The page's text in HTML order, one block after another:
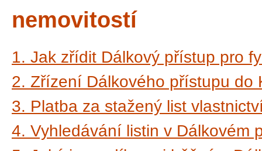
nemovitostí
1. Jak zřídit Dálkový přístup pro
2. Zřízení Dálkového přístupu do
3. Platba za stažený list
4. Vyhledávání listin v Dálkovém